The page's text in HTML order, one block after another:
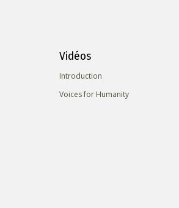
Vidéos
Introduction
Voices for Humanity